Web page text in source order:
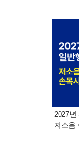
2027년
저소음